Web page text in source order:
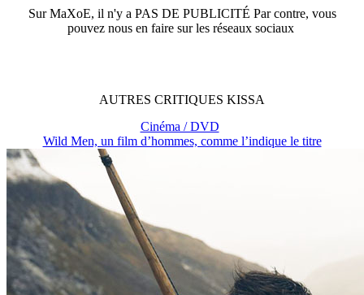
SurMaXoE, il n'y a PAS DE PUBLICITÉ Par contre, vous
pouvez nous en faire sur les réseaux sociaux
AUTRES CRITIQUES KISSA
Cinéma / DVD
Wild Men, un film d’hommes, comme l’indique le titre